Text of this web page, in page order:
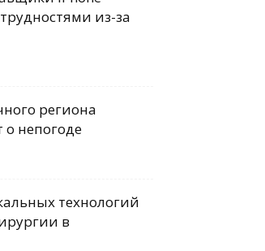
из-за
региона
непогоде
технологий
в